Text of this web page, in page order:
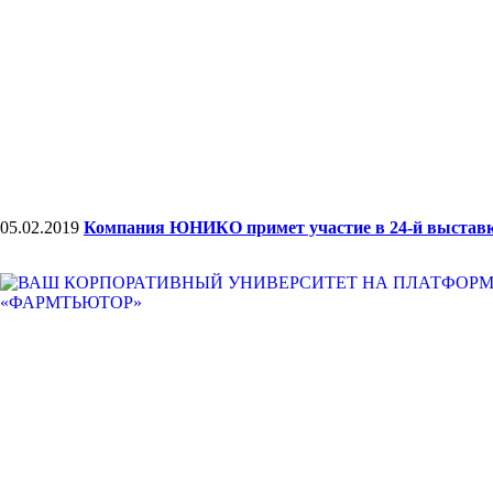
05.02.2019 Компания ЮНИКО примет участие в 24-й